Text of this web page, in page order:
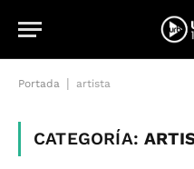
Portada artista
CATEGORÍA: